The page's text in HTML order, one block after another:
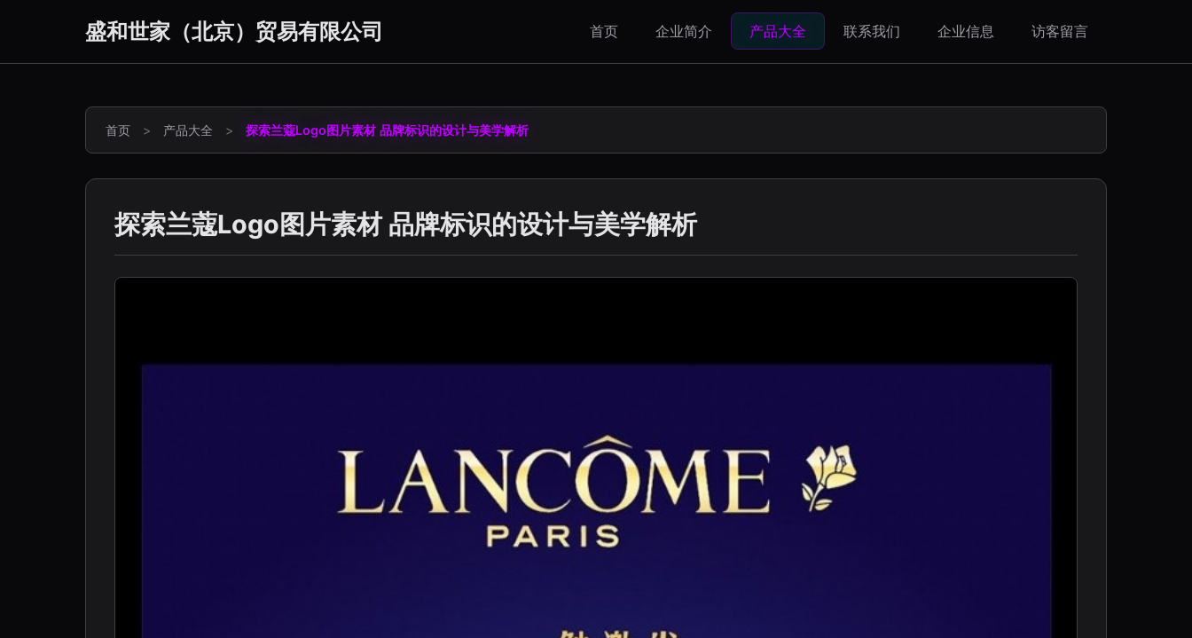
盛和世家（北京）贸易有限公司 首页 企业简介 产品大全 联系我们 企业信息 访客留言
首页 > 产品大全 > 探索兰蔻Logo图片素材 品牌标识的设计与美学解析
探索兰蔻Logo图片素材 品牌标识的设计与美学解析